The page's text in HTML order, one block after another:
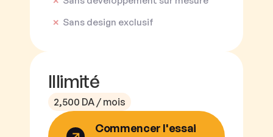
✕ Sans design exclusif
Illimité
2,500 DA / mois
Commencer l'essai